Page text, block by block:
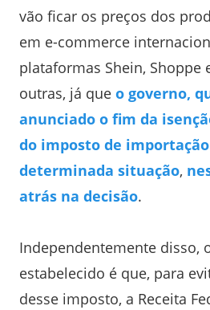
vão ficar os preços dos
em e-commerce
plataformas Shein, Shoppe
outras, já que o governo,
anunciado o fim da
do imposto de
determinada situação,
atrás na decisão.
Independentemente disso,
estabelecido é que, para
desse imposto, a Receita